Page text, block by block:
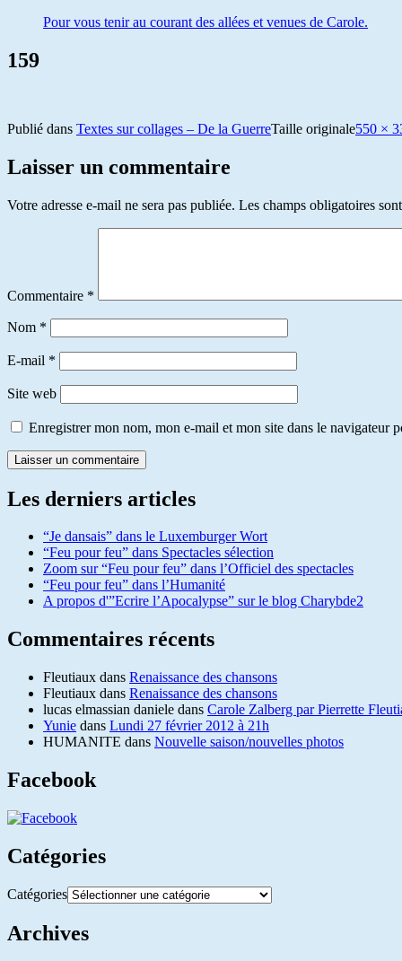
Pour vous tenir au courant des allées et venues de Carole.
159
Publié dans Textes sur collages – De la GuerreTaille originale550 ×
Laisser un commentaire
Votre adresse e-mail ne sera pas publiée. Les champs obligatoires
Commentaire *
Nom *
E-mail *
Site web
Enregistrer mon nom, mon e-mail et mon site dans le navigateur
Les derniers articles
“Je dansais” dans le Luxemburger Wort
“Feu pour feu” dans Spectacles sélection
Zoom sur “Feu pour feu” dans l’Officiel des spectacles
“Feu pour feu” dans l’Humanité
A propos d'”Ecrire l’Apocalypse” sur le blog Charybde2
Commentaires récents
Fleutiaux dans Renaissance des chansons
Fleutiaux dans Renaissance des chansons
lucas elmassian daniele dans Carole Zalberg par Pierrette
Yunie dans Lundi 27 février 2012 à 21h
HUMANITE dans Nouvelle saison/nouvelles photos
Facebook
Catégories
Catégories
Archives